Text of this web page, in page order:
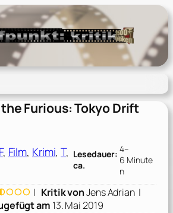
Furious: Tokyo Drift
F, Film, Krimi, T
Lesedauer:
ca.
4–
6 Minute
n
| Kritik vonJens Adrian|
am 13. Mai 2019